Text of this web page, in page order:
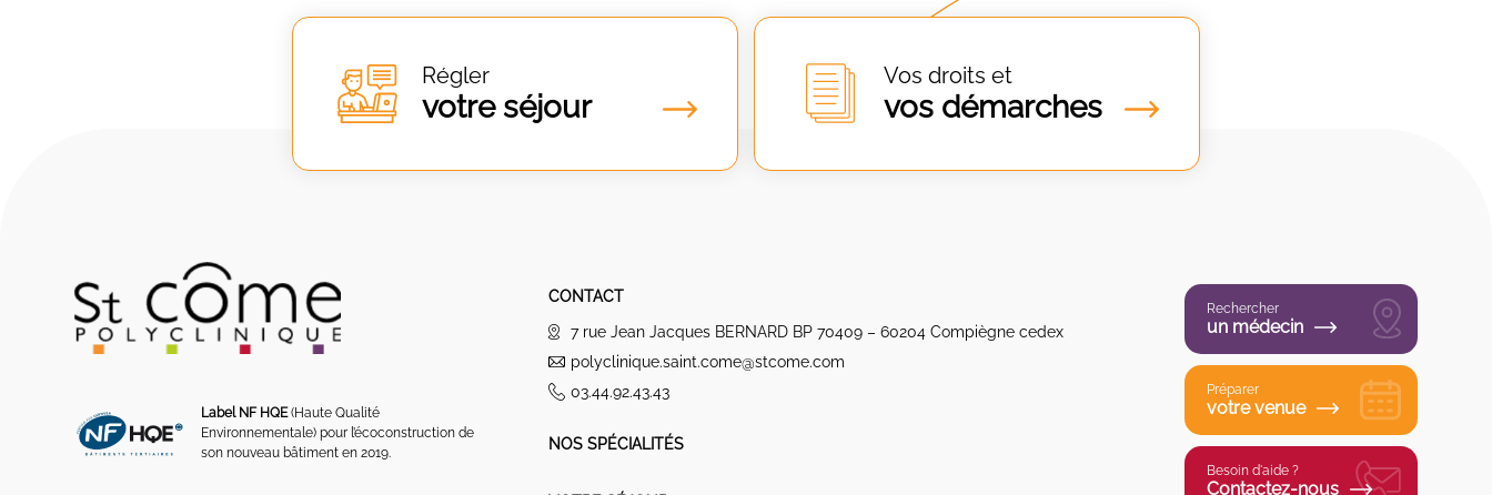
Régler
votre séjour
Vos droits et
vos démarches
Label NF HQE(Haute Qualité
Environnementale) pour l’écoconstruction de
son nouveau bâtiment en 2019.
CONTACT
7 rue Jean Jacques BERNARD BP 70409 – 60204 Compiègne cedex
polyclinique.saint.come@stcome.com
03.44.92.43.43
NOS SPÉCIALITÉS
Rechercher
un médecin
Préparer
votre venue
Besoin d'aide ?
Contactez-nous